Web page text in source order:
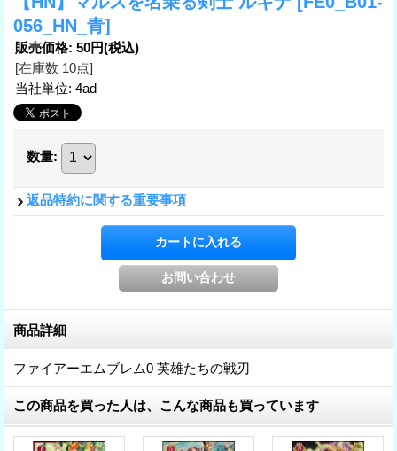
056_HN_青]
販売価格: 50円(税込)
[在庫数 10点]
当社単位: 4ad
数量:
返品特約に関する重要事項
商品詳細
ファイアーエムブレム0 英雄たちの戦刃
この商品を買った人は、こんな商品も買っています